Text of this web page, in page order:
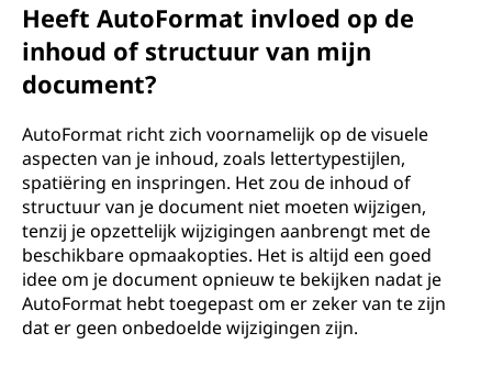
Heeft AutoFormat invloed op de
inhoud of structuur van mijn
document?
AutoFormat richt zich voornamelijk op de visuele
aspecten van je inhoud, zoals lettertypestijlen,
spatiëring en inspringen. Het zou de inhoud of
structuur van je document niet moeten wijzigen,
tenzij je opzettelijk wijzigingen aanbrengt met de
beschikbare opmaakopties. Het is altijd een goed
idee om je document opnieuw te bekijken nadat je
AutoFormat hebt toegepast om er zeker van te zijn
dat er geen onbedoelde wijzigingen zijn.